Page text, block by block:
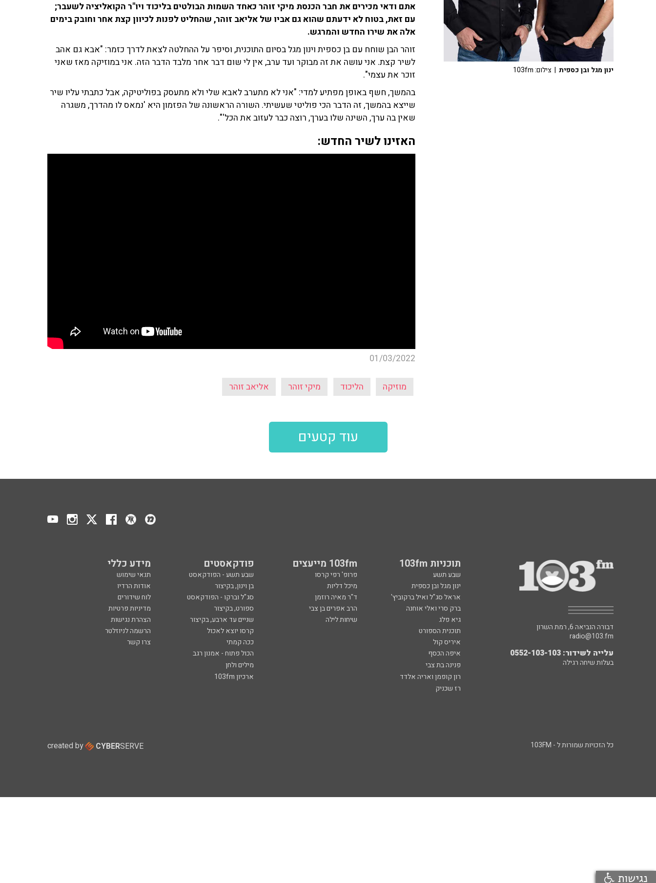
אתם ודאי מכירים את חבר הכנסת מיקי זוהר כאחד השמות הבולטים בליכוד ויו"ר הקואליציה לשעבר;
עם זאת, בטוח לא ידעתם שהוא גם אביו של אליאב זוהר, שהחליט לפנות לכיוון קצת אחר וחובק בימים
אלה את שירו החדש והמרגש.
זוהר הבן שוחח עם בן כספית וינון מגל בסיום התוכנית, וסיפר על ההחלטה לצאת לדרך כזמר: "אבא גם אהב
לשיר קצת. אני עושה את זה מבוקר ועד ערב, אין לי שום דבר אחר מלבד הדבר הזה. אני במוזיקה מאז שאני
זוכר את עצמי".
בהמשך, חשף באופן מפתיע למדי: "אני לא מתערב לאבא שלי ולא מתעסק בפוליטיקה, אבל כתבתי עליו שיר
שייצא בהמשך, זה הדבר הכי פוליטי שעשיתי. השורה הראשונה של הפזמון היא 'נמאס לו מהדרך, משגרה
שאין בה ערך, השינה שלו בערך, רוצה כבר לעזוב את הכל'".
האזינו לשיר החדש:
01/03/2022
מוזיקה הליכוד מיקי זוהר אליאב זוהר
ינון מגל ובן כספית | צילום: 103fm
עוד קטעים
תוכניות 103fm 103fm מייעצים פודקאסטים מידע כללי
שבע תשע פרופ' רפי קרסו שבע תשע - הפודקאסט
תנאי שימוש
ינון מגל ובן כספית
מיכל דליות בן וינון, בקיצור
אודות הרדיו
אראל סג"ל ואיל ברקוביץ'
ד"ר מאיה רוזמן סג"ל וברקו - הפודקאסט
לוח שידורים
ברק סרי ואלי אוחנה
הרב אפרים בן צבי ספורט, בקיצור
מדיניות פרטיות
גיא פלג
שיחות לילה שניים עד ארבע, בקיצור
הצהרת נגישות
תוכנית הספורט
קרסו יוצא לאכול
הרשמה לניוזלטר
איריס קול
ככה קמתי
צרו קשר
איפה הכסף
הכול פתוח - אמנון רגב
פנינה בת צבי
מילים ולחן
רון קופמן ואריה אלדד
ארכיון 103fm
רז שכניק
דבורה הנביאה 6, רמת השרון
radio@103.fm
עלייה לשידור: 0552-103-103
בעלות שיחה רגילה
כל הזכויות שמורות ל - 103FM created by CYBERSERVE
נגישות